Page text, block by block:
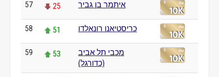
57 25 איתמר בן גביר
58 51 כריסטיאנו רונאלדו
59 53
מכבי תל אביב
(כדורגל)